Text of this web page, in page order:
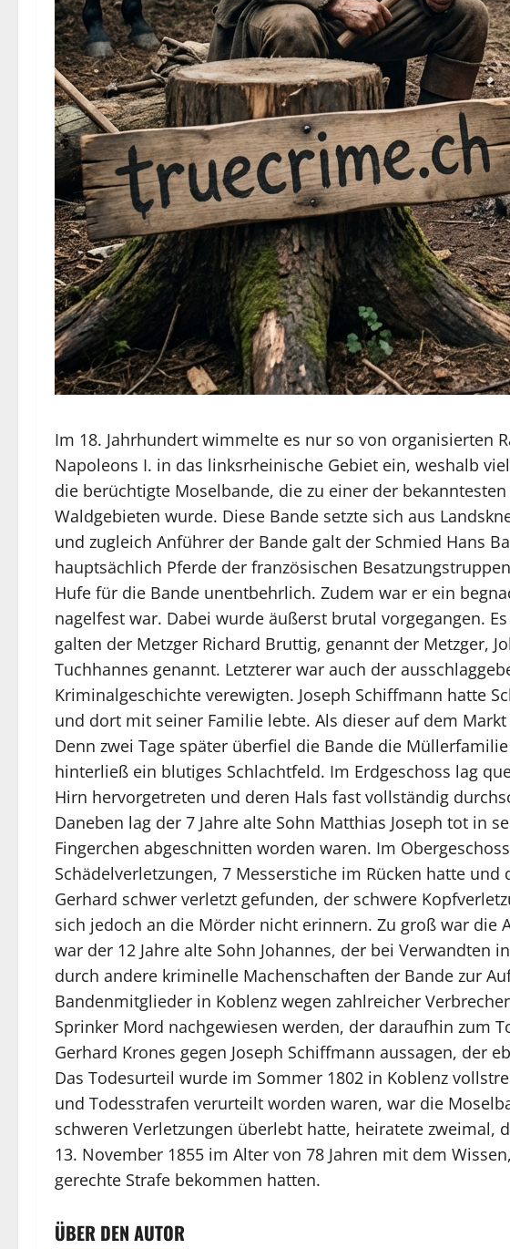
Im 18. Jahrhundert wimmelte es nur so von organisierten
Napoleons I. in das linksrheinische Gebiet ein, weshalb
die berüchtigte Moselbande, die zu einer der
Waldgebieten wurde. Diese Bande setzte sich aus
und zugleich Anführer der Bande galt der Schmied Hans
hauptsächlich Pferde der französischen
Hufe für die Bande unentbehrlich. Zudem war er ein
nagelfest war. Dabei wurde äußerst brutal vorgegangen.
galten der Metzger Richard Bruttig, genannt der Metzger,
Tuchhannes genannt. Letzterer war auch der
Kriminalgeschichte verewigten. Joseph Schiffmann hatte
und dort mit seiner Familie lebte. Als dieser auf dem
Denn zwei Tage später überfiel die Bande die
hinterließ ein blutiges Schlachtfeld. Im Erdgeschoss lag
Hirn hervorgetreten und deren Hals fast vollständig
Daneben lag der 7 Jahre alte Sohn Matthias Joseph tot in
Fingerchen abgeschnitten worden waren. Im
Schädelverletzungen, 7 Messerstiche im Rücken hatte
Gerhard schwer verletzt gefunden, der schwere
sich jedoch an die Mörder nicht erinnern. Zu groß war die
war der 12 Jahre alte Sohn Johannes, der bei Verwandten
durch andere kriminelle Machenschaften der Bande zur
Bandenmitglieder in Koblenz wegen zahlreicher
Sprinker Mord nachgewiesen werden, der daraufhin zum
Gerhard Krones gegen Joseph Schiffmann aussagen, der
Das Todesurteil wurde im Sommer 1802 in Koblenz
und Todesstrafen verurteilt worden waren, war die
schweren Verletzungen überlebt hatte, heiratete zweimal,
13. November 1855 im Alter von 78 Jahren mit dem
gerechte Strafe bekommen hatten.
ÜBER DEN AUTOR